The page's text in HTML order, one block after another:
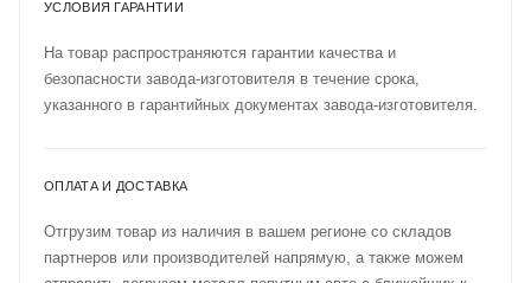
УСЛОВИЯ ГАРАНТИИ
На товар распространяются гарантии качества и
безопасности завода-изготовителя в течение срока,
указанного в гарантийных документах завода-изготовителя.
ОПЛАТА И ДОСТАВКА
Отгрузим товар из наличия в вашем регионе со складов
партнеров или производителей напрямую, а также можем